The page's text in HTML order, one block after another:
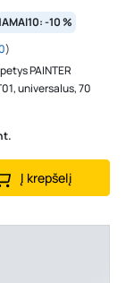
-10 %
)
PAINTER
universalus, 70
Į krepšelį